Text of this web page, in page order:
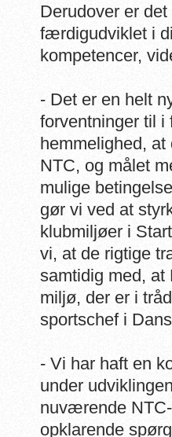
Derudover er
færdigudviklet i
kompetencer,
- Det er en helt
forventninger til i
hemmelighed,
NTC, og målet
mulige
gør vi ved at
klubmiljøer i
vi, at de rigtige
samtidig med, at
miljø, der er i
sportschef i
- Vi har haft en
under
nuværende
opklarende